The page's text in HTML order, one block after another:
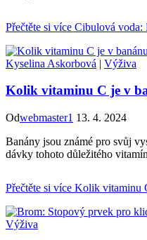
Přečtěte si více Cibulová voda:
Kyselina Askorbová | Výživa
Kolik vitaminu C je v
Odwebmaster1 13. 4. 2024
Banány jsou známé pro svůj
dávky tohoto důležitého
Přečtěte si více Kolik vitaminu
Výživa